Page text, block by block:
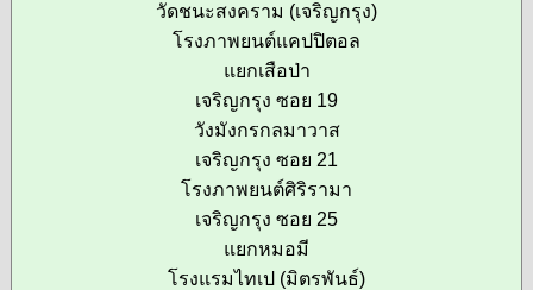
วัดชนะสงคราม (เจริญกรุง)
โรงภาพยนต์แคปปิตอล
แยกเสือป่า
เจริญกรุง ซอย 19
วังมังกรกลมาวาส
เจริญกรุง ซอย 21
โรงภาพยนต์ศิริรามา
เจริญกรุง ซอย 25
แยกหมอมี
โรงแรมไทเป (มิตรพันธ์)